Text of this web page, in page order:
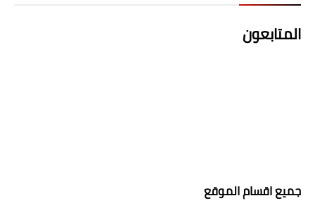
المتابعون
جميع اقسام الموقع